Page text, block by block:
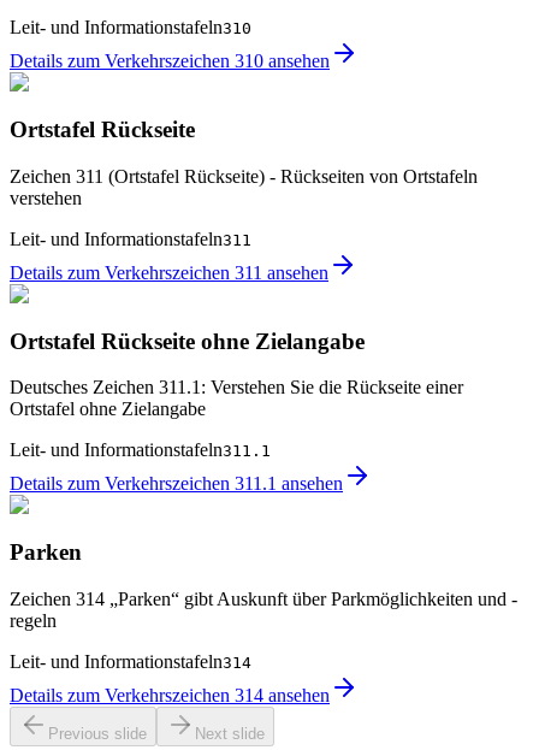
Leit- und Informationstafeln310
Details zum Verkehrszeichen 310 ansehen
Ortstafel Rückseite
Zeichen 311 (Ortstafel Rückseite) - Rückseiten von Ortstafeln
verstehen
Leit- und Informationstafeln311
Details zum Verkehrszeichen 311 ansehen
Ortstafel Rückseite ohne Zielangabe
Deutsches Zeichen 311.1: Verstehen Sie die Rückseite einer
Ortstafel ohne Zielangabe
Leit- und Informationstafeln311.1
Details zum Verkehrszeichen 311.1 ansehen
Parken
Zeichen 314 „Parken“ gibt Auskunft über Parkmöglichkeiten und -
regeln
Leit- und Informationstafeln314
Details zum Verkehrszeichen 314 ansehen
Previous slide Next slide